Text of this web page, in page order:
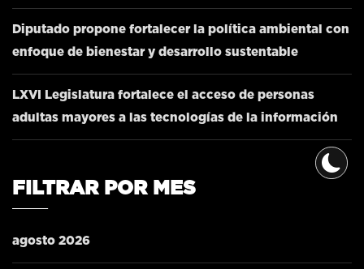
Diputado propone fortalecer la política ambiental con
enfoque de bienestar y desarrollo sustentable
LXVI Legislatura fortalece el acceso de personas
adultas mayores a las tecnologías de la información
FILTRAR POR MES
agosto 2026